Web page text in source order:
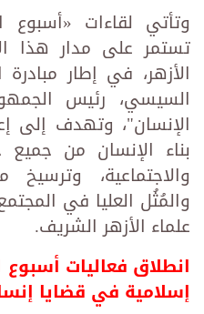
وتأتي لقاءات «أسبوع
تستمر على مدار هذا
الأزهر، في إطار
السيسي، رئيس
الإنسان"، وتهدف إلى
بناء الإنسان من جميع
والاجتماعية،
والمُثُل العليا في
علماء الأزهر الشريف.
انطلاق فعاليات
إسلامية في قضايا